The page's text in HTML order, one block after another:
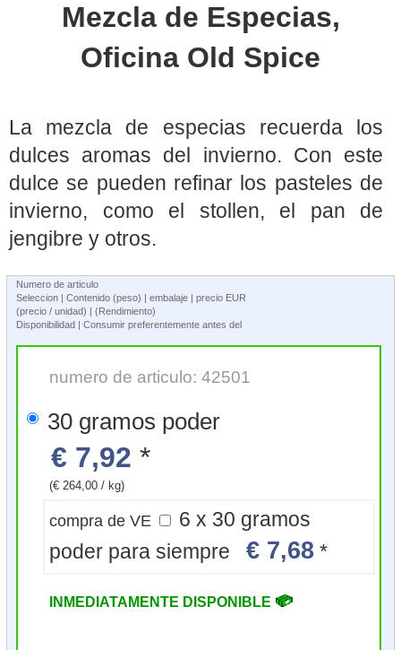
Mezcla de Especias,
Oficina Old Spice
La mezcla de especias recuerda los
dulces aromas del invierno. Con este
dulce se pueden refinar los pasteles de
invierno, como el stollen, el pan de
jengibre y otros.
Numero de articulo
Seleccion | Contenido (peso) | embalaje | precio EUR
(precio / unidad) | (Rendimiento)
Disponibilidad | Consumir preferentemente antes del
numero de articulo: 42501
30 gramos poder
€ 7,92 *
(€ 264,00 / kg)
compra de VE
6 x 30 gramos
poder para siempre€ 7,68 *
INMEDIATAMENTE DISPONIBLE